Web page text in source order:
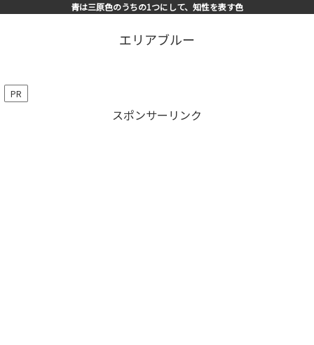
青は三原色のうちの1つにして、知性を表す色
エリアブルー
PR
スポンサーリンク